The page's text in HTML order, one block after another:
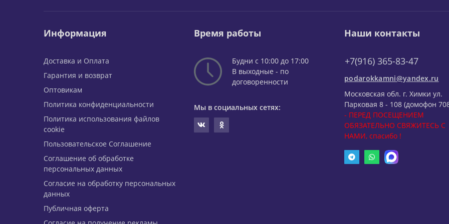
Информация
Доставка и Оплата
Гарантия и возврат
Оптовикам
Политика конфиденциальности
Политика использования файлов
cookie
Пользовательское Соглашение
Соглашение об обработке
персональных данных
Согласие на обработку персональных
данных
Публичная оферта
Время работы
Будни с 10:00 до 17:00
В выходные - по
договоренности
Мы в социальных сетях:
Наши контакты
+7(916) 365-83-47
podarokkamni@yandex.ru
Московская обл. г. Химки ул.
Парковая 8 - 108 (домофон
- ПЕРЕД ПОСЕЩЕНИЕМ
ОБЯЗАТЕЛЬНО СВЯЖИТЕСЬ С
НАМИ, спасибо !